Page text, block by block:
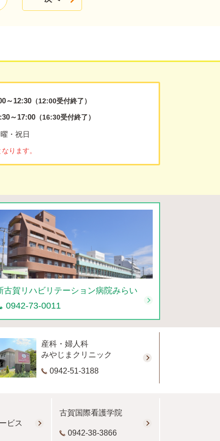
～12:30 （12:00受付終了）
～17:00 （16:30受付終了）
・祝日
ります。
古賀リハビリテーション病院みらい
0942-73-0011
産科・婦人科
みやじまクリニック
0942-51-3188
ビス
古賀国際看護学院
0942-38-3866